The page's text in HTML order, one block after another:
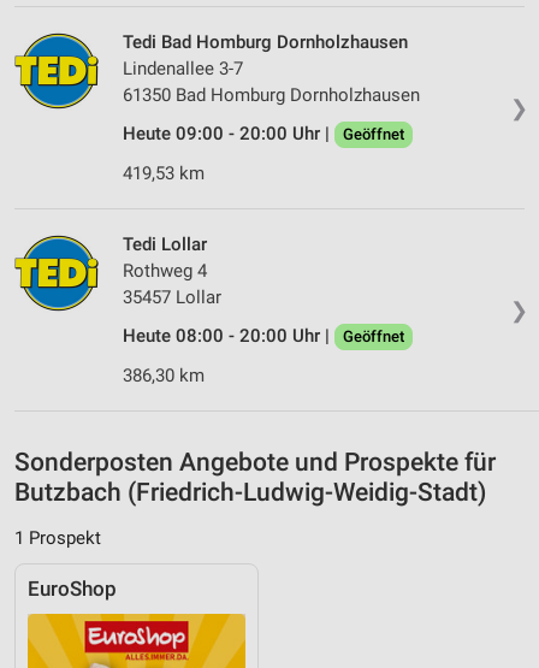
❯
Tedi Bad Homburg Dornholzhausen
Lindenallee 3-7
61350 Bad Homburg Dornholzhausen
Heute 09:00 - 20:00 Uhr |
Geöffnet
419,53 km
❯
Tedi Lollar
Rothweg 4
35457 Lollar
Heute 08:00 - 20:00 Uhr |
Geöffnet
386,30 km
Sonderposten Angebote und Prospekte für
Butzbach (Friedrich-Ludwig-Weidig-Stadt)
1 Prospekt
EuroShop
Verwendung reduzierter Daten zur Auswahl von
Inhalten
IAB-Besonderheiten:
Verwendung genauer Standortdaten
Informationen identifizieren
Nicht-IAB-Verarbeitungszwecke:
Notwendig
Performance
Werbung